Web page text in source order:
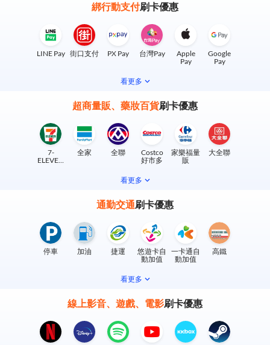
綁行動支付刷卡優惠
LINE Pay 街口支付 PX Pay 台灣Pay
Apple
Pay
Google
Pay
看更多
超商量販、藥妝百貨刷卡優惠
7-
ELEVEN
全家 全聯
Costco
好市多
家樂福量
販
大全聯
看更多
通勤交通刷卡優惠
停車 加油 捷運
悠遊卡自
動加值
一卡通自
動加值
高鐵
看更多
線上影音、遊戲、電影刷卡優惠